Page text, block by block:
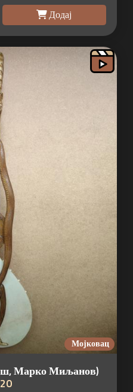
Додај
Мојковац
Марко Миљанов)